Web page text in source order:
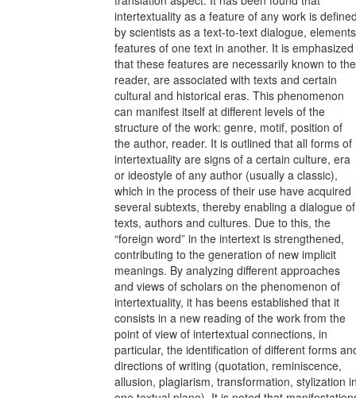
intertextuality as a feature of any work is
by scientists as a text-to-text dialogue,
features of one text in another. It is emphasized
that these features are necessarily known to the
reader, are associated with texts and certain
cultural and historical eras. This phenomenon
can manifest itself at different levels of the
structure of the work: genre, motif, position of
the author, reader. It is outlined that all forms of
intertextuality are signs of a certain culture, era
or ideostyle of any author (usually a classic),
which in the process of their use have acquired
several subtexts, thereby enabling a dialogue of
texts, authors and cultures. Due to this, the
“foreign word” in the intertext is strengthened,
contributing to the generation of new implicit
meanings. By analyzing different approaches
and views of scholars on the phenomenon of
intertextuality, it has beens established that it
consists in a new reading of the work from the
point of view of intertextual connections, in
particular, the identification of different forms
directions of writing (quotation, reminiscence,
allusion, plagiarism, transformation, stylization